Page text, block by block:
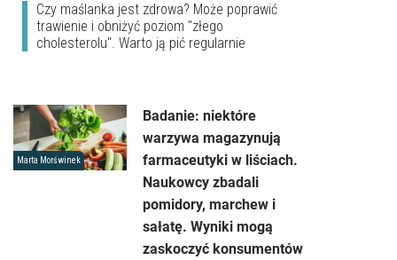
Czy maślanka jest zdrowa? Może poprawić
trawienie i obniżyć poziom "złego
cholesterolu". Warto ją pić regularnie
Marta Morświnek
Badanie: niektóre
warzywa magazynują
farmaceutyki w liściach.
Naukowcy zbadali
pomidory, marchew i
sałatę. Wyniki mogą
zaskoczyć konsumentów